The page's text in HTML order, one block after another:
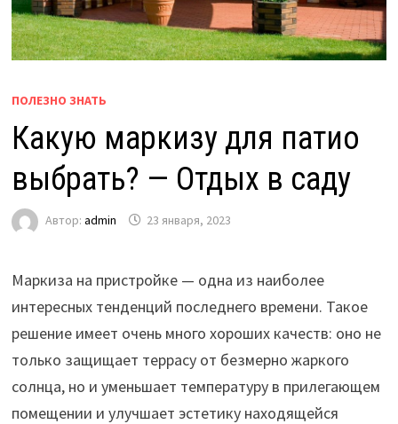
ПОЛЕЗНО ЗНАТЬ
Какую маркизу для патио
выбрать? — Отдых в саду
Автор: admin 23 января, 2023
Маркиза на пристройке — одна из наиболее
интересных тенденций последнего времени. Такое
решение имеет очень много хороших качеств: оно не
только защищает террасу от безмерно жаркого
солнца, но и уменьшает температуру в прилегающем
помещении и улучшает эстетику находящейся